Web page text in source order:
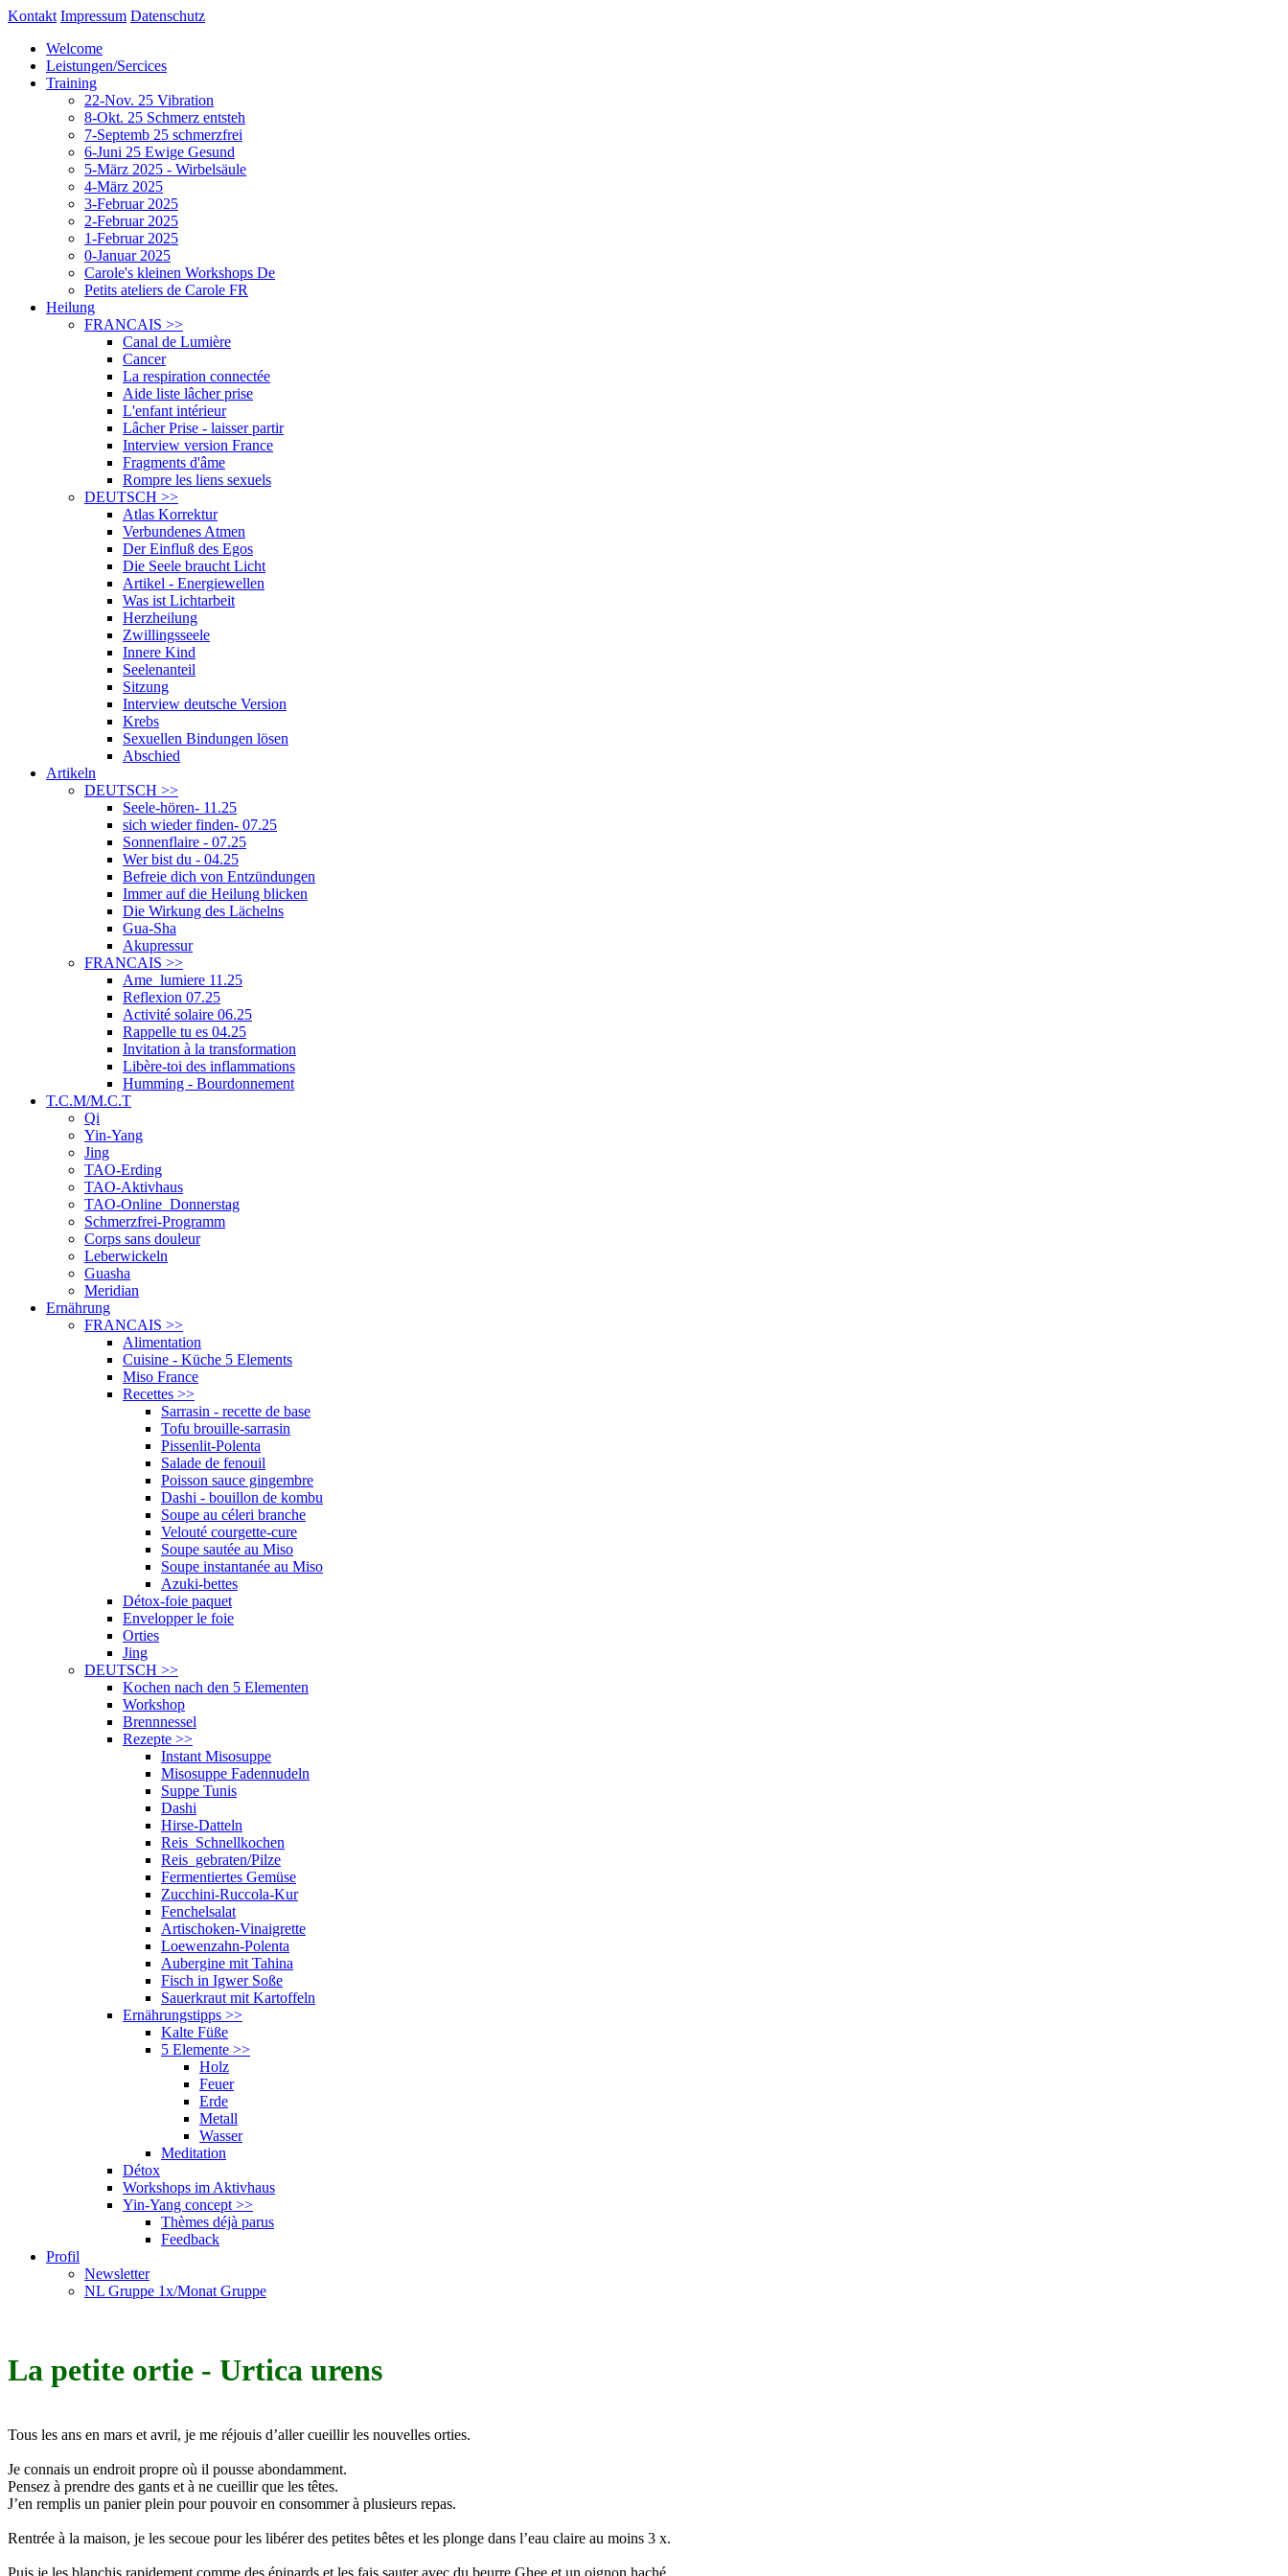
Kontakt Impressum Datenschutz
Welcome
Leistungen/Sercices
Training
22-Nov. 25 Vibration
8-Okt. 25 Schmerz entsteh
7-Septemb 25 schmerzfrei
6-Juni 25 Ewige Gesund
5-März 2025 - Wirbelsäule
4-März 2025
3-Februar 2025
2-Februar 2025
1-Februar 2025
0-Januar 2025
Carole's kleinen Workshops De
Petits ateliers de Carole FR
Heilung
FRANCAIS >>
Canal de Lumière
Cancer
La respiration connectée
Aide liste lâcher prise
L'enfant intérieur
Lâcher Prise - laisser partir
Interview version France
Fragments d'âme
Rompre les liens sexuels
DEUTSCH >>
Atlas Korrektur
Verbundenes Atmen
Der Einfluß des Egos
Die Seele braucht Licht
Artikel - Energiewellen
Was ist Lichtarbeit
Herzheilung
Zwillingsseele
Innere Kind
Seelenanteil
Sitzung
Interview deutsche Version
Krebs
Sexuellen Bindungen lösen
Abschied
Artikeln
DEUTSCH >>
Seele-hören- 11.25
sich wieder finden- 07.25
Sonnenflaire - 07.25
Wer bist du - 04.25
Befreie dich von Entzündungen
Immer auf die Heilung blicken
Die Wirkung des Lächelns
Gua-Sha
Akupressur
FRANCAIS >>
Ame_lumiere 11.25
Reflexion 07.25
Activité solaire 06.25
Rappelle tu es 04.25
Invitation à la transformation
Libère-toi des inflammations
Humming - Bourdonnement
T.C.M/M.C.T
Qi
Yin-Yang
Jing
TAO-Erding
TAO-Aktivhaus
TAO-Online_Donnerstag
Schmerzfrei-Programm
Corps sans douleur
Leberwickeln
Guasha
Meridian
Ernährung
FRANCAIS >>
Alimentation
Cuisine - Küche 5 Elements
Miso France
Recettes >>
Sarrasin - recette de base
Tofu brouille-sarrasin
Pissenlit-Polenta
Salade de fenouil
Poisson sauce gingembre
Dashi - bouillon de kombu
Soupe au céleri branche
Velouté courgette-cure
Soupe sautée au Miso
Soupe instantanée au Miso
Azuki-bettes
Détox-foie paquet
Envelopper le foie
Orties
Jing
DEUTSCH >>
Kochen nach den 5 Elementen
Workshop
Brennnessel
Rezepte >>
Instant Misosuppe
Misosuppe Fadennudeln
Suppe Tunis
Dashi
Hirse-Datteln
Reis_Schnellkochen
Reis_gebraten/Pilze
Fermentiertes Gemüse
Zucchini-Ruccola-Kur
Fenchelsalat
Artischoken-Vinaigrette
Loewenzahn-Polenta
Aubergine mit Tahina
Fisch in Igwer Soße
Sauerkraut mit Kartoffeln
Ernährungstipps >>
Kalte Füße
5 Elemente >>
Holz
Feuer
Erde
Metall
Wasser
Meditation
Détox
Workshops im Aktivhaus
Yin-Yang concept >>
Thèmes déjà parus
Feedback
Profil
Newsletter
NL Gruppe 1x/Monat Gruppe
La petite ortie - Urtica urens
Tous les ans en mars et avril, je me réjouis d’aller cueillir les nouvelles orties.
Je connais un endroit propre où il pousse abondamment.
Pensez à prendre des gants et à ne cueillir que les têtes.
J’en remplis un panier plein pour pouvoir en consommer à plusieurs repas.
Rentrée à la maison, je les secoue pour les libérer des petites bêtes et les plonge dans l’eau claire au moins 3 x.
Puis je les blanchis rapidement comme des épinards et les fais sauter avec du beurre Ghee et un oignon haché.